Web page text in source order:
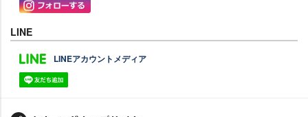
LINE
LINEアカウントメディア